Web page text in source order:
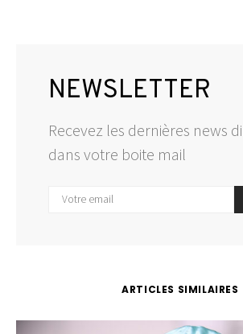
NEWSLETTER
Recevez les dernières news
dans votre boite mail
ARTICLES SIMILAIRES